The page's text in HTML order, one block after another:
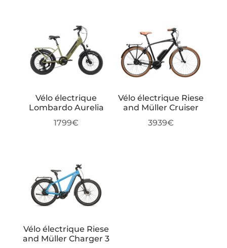
Vélo électrique
Lombardo Aurelia
1799€
Vélo électrique Riese
and Müller Cruiser
3939€
Vélo électrique Riese
and Müller Charger 3